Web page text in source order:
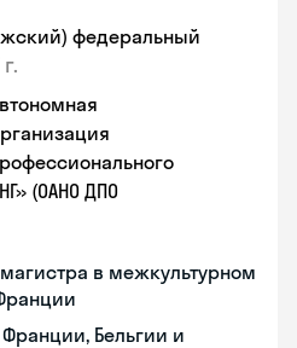
федеральный
(ОАНО ДПО
в межкультурном
Бельгии и